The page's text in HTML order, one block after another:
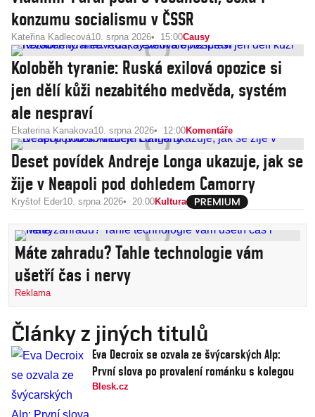
konzumu socialismu v ČSSR
Kateřina Kadlecová10. srpna 2026 15:00Causy
Koloběh tyranie: Ruská exilová opozice si
jen dělí kůži nezabitého medvěda, systém
ale nespraví
Ekaterina Kanakova10. srpna 2026 12:00Komentáře
Deset povídek Andreje Longa ukazuje, jak se
žije v Neapoli pod dohledem Camorry
Kryštof Eder10. srpna 2026 20:00Kultura
Máte zahradu? Tahle technologie vám
ušetří čas i nervy
Reklama
Články z jiných titulů
Eva Decroix se ozvala ze švýcarských Alp:
První slova po provalení románku s kolegou
Blesk.cz